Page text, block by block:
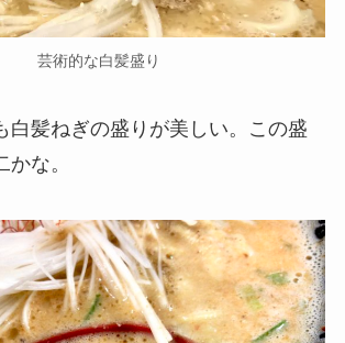
芸術的な白髪盛り
白髪ねぎの盛りが美しい。この盛
な。